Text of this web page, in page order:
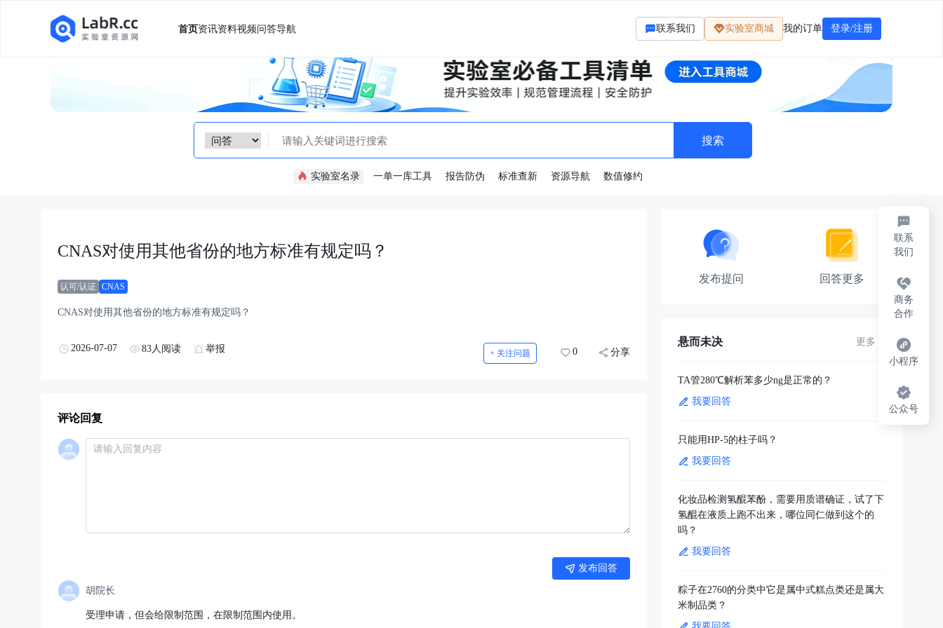
首页资讯资料视频问答导航 联系我们 实验室商城 我的订单 登录/注册
实验室名录 一单一库工具 报告防伪 标准查新 资源导航 数值修约
CNAS对使用其他省份的地方标准有规定吗？
认可/认证 CNAS
CNAS对使用其他省份的地方标准有规定吗？
2026-07-07 83人阅读 举报 + 关注问题 0 分享
评论回复
发布回答
胡院长
受理申请，但会给限制范围，在限制范围内使用。
发布提问 回答更多
悬而未决 更多
TA管280℃解析苯多少ng是正常的？
我要回答
只能用HP-5的柱子吗？
我要回答
化妆品检测氢醌苯酚，需要用质谱确证，试了下
氢醌在液质上跑不出来，哪位同仁做到这个的
吗？
我要回答
粽子在2760的分类中它是属中式糕点类还是属大
米制品类？
联系
我们
商务
合作
小程序
公众号